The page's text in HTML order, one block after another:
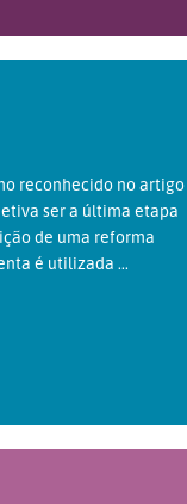
reconhecido no artigo
ser a última etapa
de uma reforma
é utilizada ...